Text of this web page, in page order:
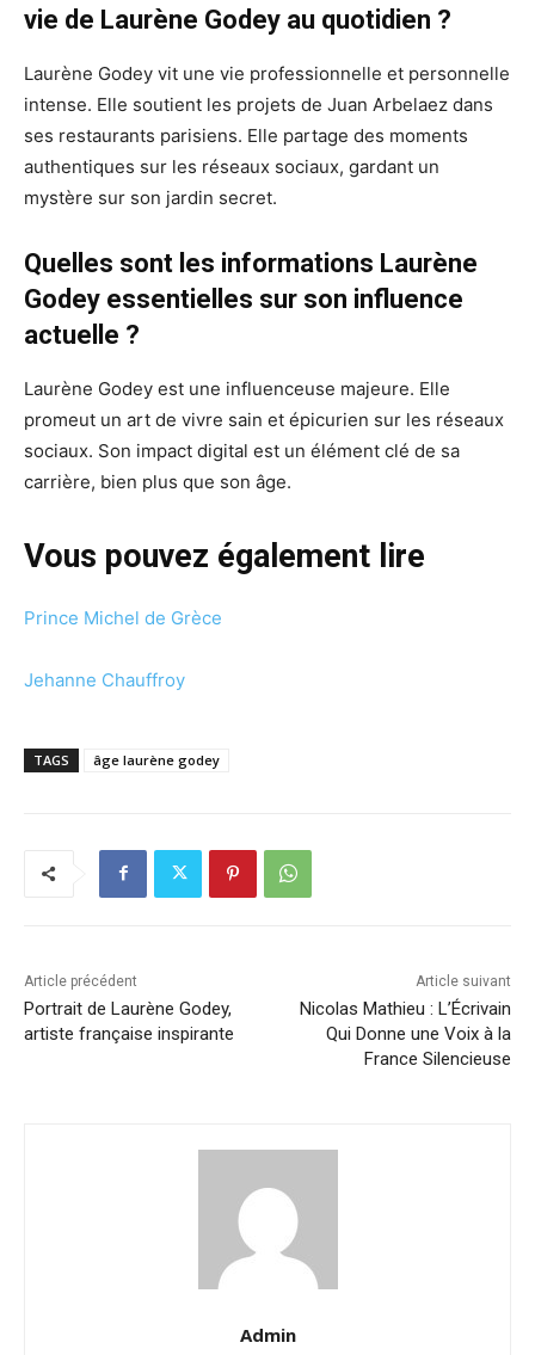
vie de Laurène Godey au quotidien ?
Laurène Godey vit une vie professionnelle et personnelle
intense. Elle soutient les projets de Juan Arbelaez dans
ses restaurants parisiens. Elle partage des moments
authentiques sur les réseaux sociaux, gardant un
mystère sur son jardin secret.
Quelles sont les informations Laurène
Godey essentielles sur son influence
actuelle ?
Laurène Godey est une influenceuse majeure. Elle
promeut un art de vivre sain et épicurien sur les réseaux
sociaux. Son impact digital est un élément clé de sa
carrière, bien plus que son âge.
Vous pouvez également lire
Prince Michel de Grèce
Jehanne Chauffroy
TAGS âge laurène godey
Article précédent
Portrait de Laurène Godey,
artiste française inspirante
Article suivant
Nicolas Mathieu : L’Écrivain
Qui Donne une Voix à la
France Silencieuse
Admin